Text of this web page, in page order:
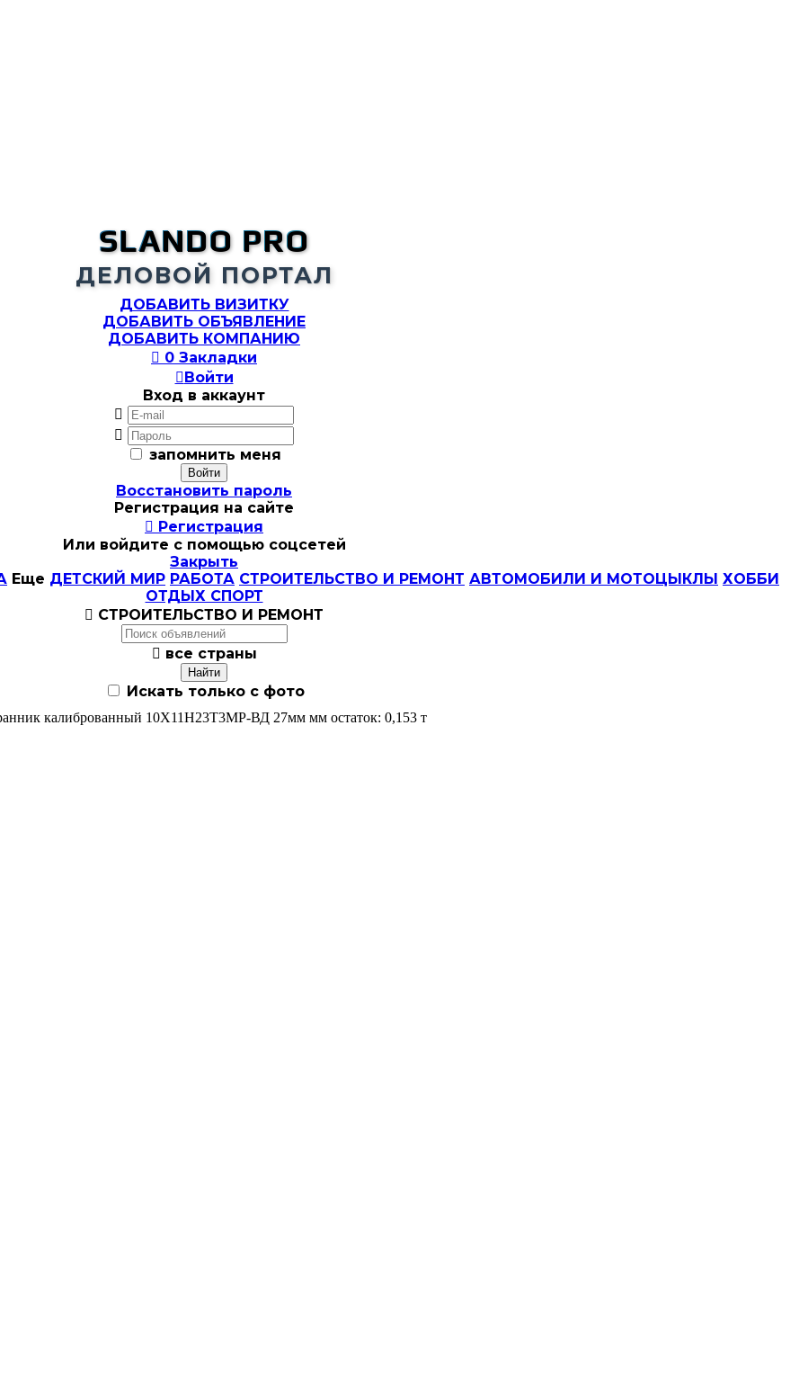
SLANDO PRO
ДЕЛОВОЙ ПОРТАЛ
ДОБАВИТЬ ВИЗИТКУ
ДОБАВИТЬ ОБЪЯВЛЕНИЕ
ДОБАВИТЬ КОМПАНИЮ
 0 Закладки
Войти
Вход в аккаунт


запомнить меня
Восстановить пароль
Регистрация на сайте
 Регистрация
Или войдите с помощью соцсетей
Закрыть
Еще ДЕТСКИЙ МИР РАБОТА СТРОИТЕЛЬСТВО И РЕМОНТ АВТОМОБИЛИ И МОТОЦЫКЛЫ ХОББИ
ОТДЫХ СПОРТ
 СТРОИТЕЛЬСТВО И РЕМОНТ
 все страны
Искать только с фото
калиброванный 10Х11Н23Т3МР-ВД 27мм мм остаток: 0,153 т